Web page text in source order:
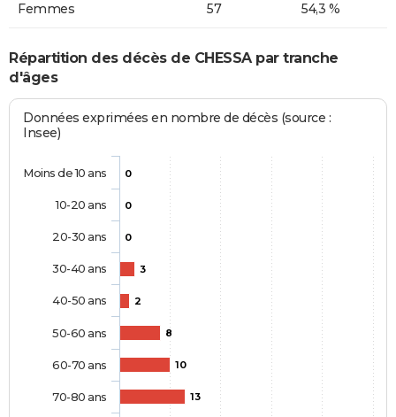
Femmes 57 54,3 %
Répartition des décès de CHESSA par tranche
d'âges
Données exprimées en nombre de décès (source :
Insee)
0
0
0
3
2
8
10
13
Moins de 10 ans
10-20 ans
20-30 ans
30-40 ans
40-50 ans
50-60 ans
60-70 ans
70-80 ans